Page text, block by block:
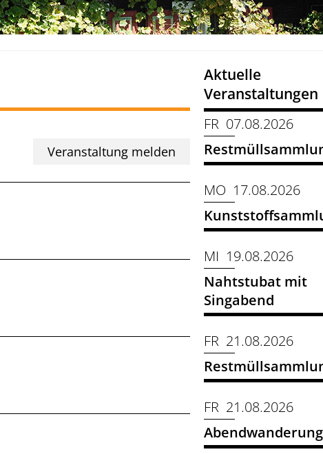
Veranstaltung melden
Aktuelle
Veranstaltungen
FR 07.08.2026
MO 17.08.2026
MI 19.08.2026
Nahtstubat mit
Singabend
FR 21.08.2026
FR 21.08.2026
Abendwanderung